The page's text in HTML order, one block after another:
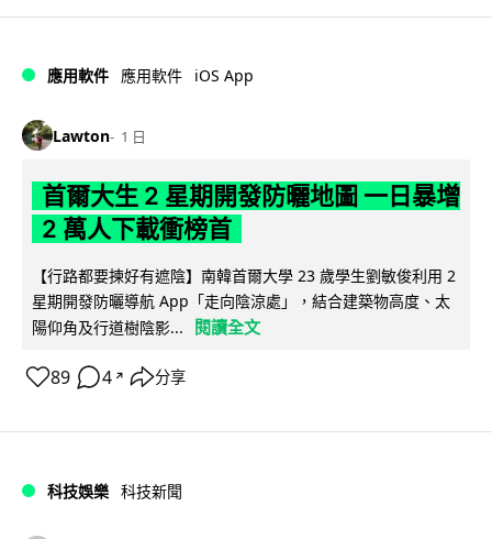
應用軟件 應用軟件 iOS App
Lawton 1 日
首爾大生 2 星期開發防曬地圖 一日暴增
2 萬人下載衝榜首
【行路都要揀好有遮陰】南韓首爾大學 23 歲學生劉敏俊利用 2
星期開發防曬導航 App「走向陰涼處」，結合建築物高度、太
陽仰角及行道樹陰影...
閱讀全文
89 4 ↗ 分享
科技娛樂 科技新聞